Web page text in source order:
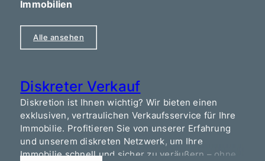
Immobilien
Alle ansehen
Diskreter Verkauf
Diskretion ist Ihnen wichtig? Wir bieten einen
exklusiven, vertraulichen Verkaufsservice für Ihre
Immobilie. Profitieren Sie von unserer Erfahrung
und unserem diskreten Netzwerk, um Ihre
Immobilie schnell und sicher zu veräußern – ohne